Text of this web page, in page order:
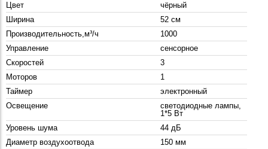
Цвет
чёрный
Ширина
52 см
Производительность,м³/ч
1000
Управление
сенсорное
Скоростей
3
Моторов
1
Таймер
электронный
Освещение
светодиодные лампы,
1*5 Вт
Уровень шума
44 дБ
Диаметр воздухоотвода
150 мм